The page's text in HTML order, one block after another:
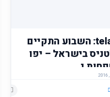
הוסף רשומת תגובה
telavivi.net: השבוע התקיים
בישראל – יפו
נ...